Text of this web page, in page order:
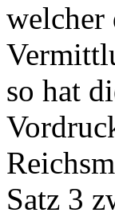
welcher
so hat
Satz 3